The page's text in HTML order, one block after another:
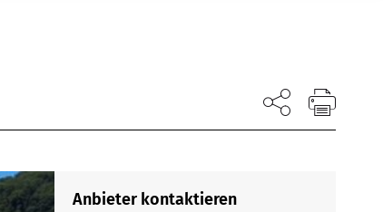
Anbieter kontaktieren